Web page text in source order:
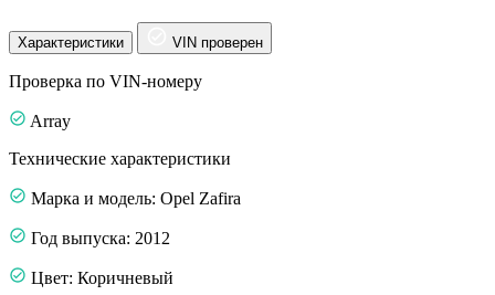
Характеристики VIN проверен
Проверка по VIN-номеру
Array
Технические характеристики
Марка и модель: Opel Zafira
Год выпуска: 2012
Цвет: Коричневый